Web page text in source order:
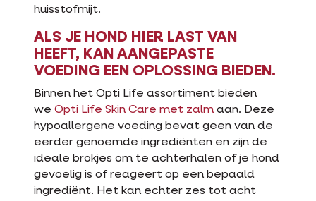
huisstofmijt.
ALS JE HOND HIER LAST VAN
HEEFT, KAN AANGEPASTE
VOEDING EEN OPLOSSING BIEDEN.
Binnen het Opti Life assortiment bieden
we Opti Life Skin Care met zalm aan. Deze
hypoallergene voeding bevat geen van de
eerder genoemde ingrediënten en zijn de
ideale brokjes om te achterhalen of je hond
gevoelig is of reageert op een bepaald
ingrediënt. Het kan echter zes tot acht